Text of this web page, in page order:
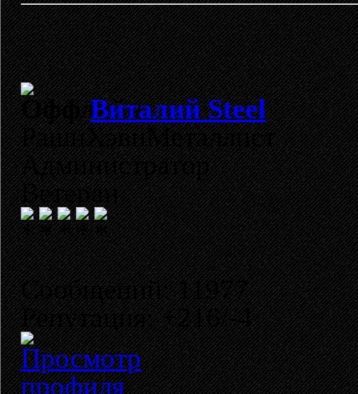
Виталий Steel
РашнХэвиМеталлист
Администратор
Ветеран
Сообщений: 11977
Репутация: +216/-4